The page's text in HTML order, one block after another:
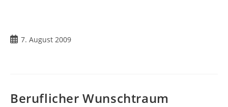
Beitrag7. August 2009
Beruflicher Wunschtraum